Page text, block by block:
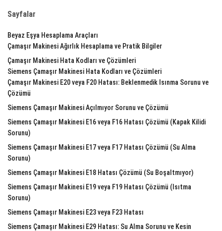
Sayfalar
Beyaz Eşya Hesaplama Araçları
Çamaşır Makinesi Ağırlık Hesaplama ve Pratik Bilgiler
Çamaşır Makinesi Hata Kodları ve Çözümleri
Siemens Çamaşır Makinesi Hata Kodları ve Çözümleri
Çamaşır Makinesi E20 veya F20 Hatası: Beklenmedik Isınma Sorunu ve
Çözümü
Siemens Çamaşır Makinesi Açılmıyor Sorunu ve Çözümü
Siemens Çamaşır Makinesi E16 veya F16 Hatası Çözümü (Kapak Kilidi
Sorunu)
Siemens Çamaşır Makinesi E17 veya F17 Hatası Çözümü (Su Alma
Sorunu)
Siemens Çamaşır Makinesi E18 Hatası Çözümü (Su Boşaltmıyor)
Siemens Çamaşır Makinesi E19 veya F19 Hatası Çözümü (Isıtma
Sorunu)
Siemens Çamaşır Makinesi E23 veya F23 Hatası
Siemens Çamaşır Makinesi E29 Hatası: Su Alma Sorunu ve Kesin